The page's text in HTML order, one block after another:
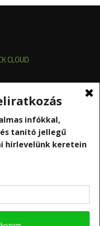
CLOUD